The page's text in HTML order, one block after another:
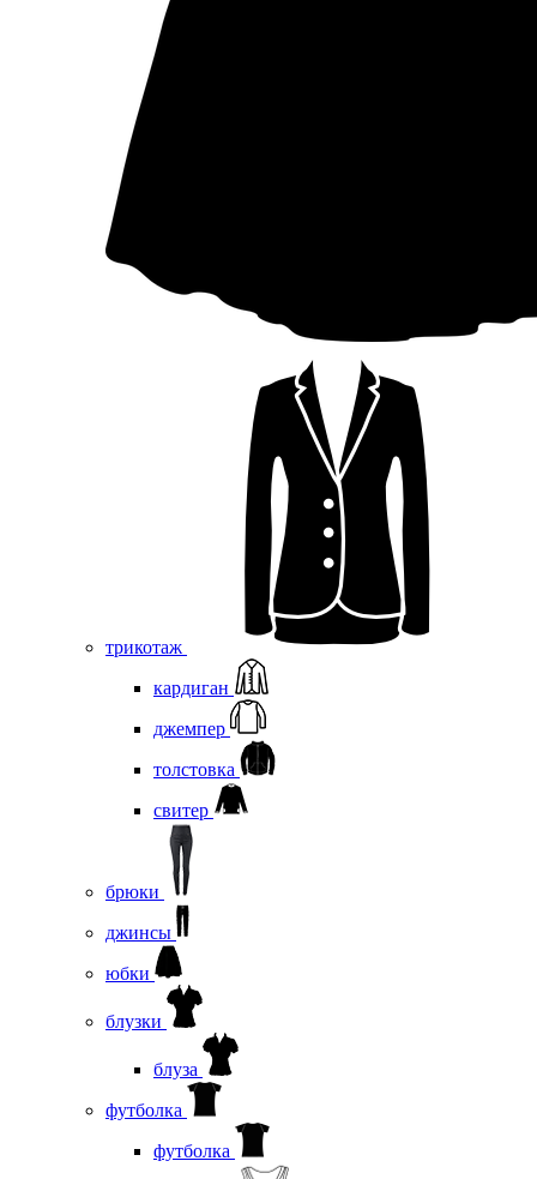
трикотаж
кардиган
джемпер
толстовка
свитер
брюки
джинсы
юбки
блузки
блуза
футболка
футболка